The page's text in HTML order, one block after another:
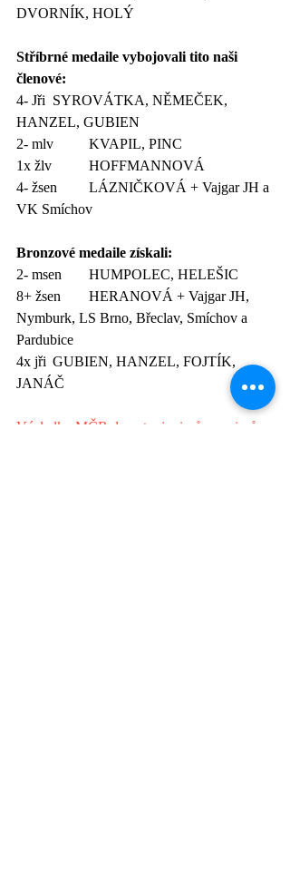
DVORNÍK, HOLÝ
Stříbrné medaile vybojovali tito naši
členové:
4- Jři 	SYROVÁTKA, NĚMEČEK,
HANZEL, GUBIEN
2- mlv 	KVAPIL, PINC
1x žlv 	HOFFMANNOVÁ
4- žsen	LÁZNIČKOVÁ + Vajgar JH a
VK Smíchov
Bronzové medaile získali:
2- msen 	HUMPOLEC, HELEŠIC
8+ žsen	HERANOVÁ + Vajgar JH,
Nymburk, LS Brno, Břeclav, Smíchov a
Pardubice
4x jři	GUBIEN, HANZEL, FOJTÍK,
JANÁČ
Výsledky MČR dorostu, juniorů a seniorů